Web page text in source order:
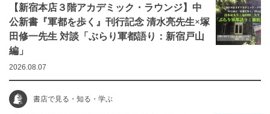
【新宿本店３階アカデミック・ラウンジ】中
公新書『軍都を歩く』刊行記念 清水亮先生×塚
田修一先生 対談「ぶらり軍都語り：新宿戸山
編」
2026.08.07
書店で見る・知る・学ぶ